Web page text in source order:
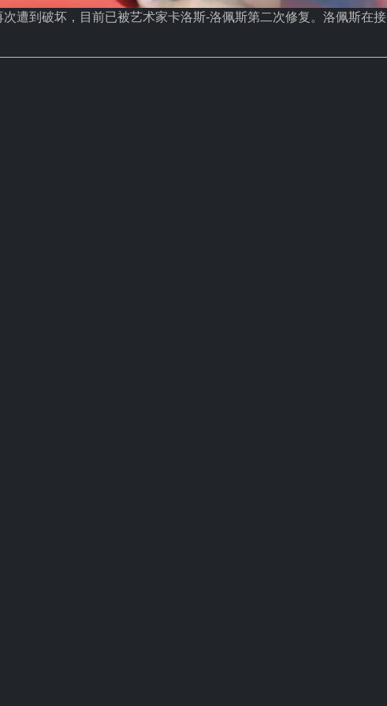
遭到破坏，目前已被艺术家卡洛斯-洛佩斯第二次修复。洛佩斯在接